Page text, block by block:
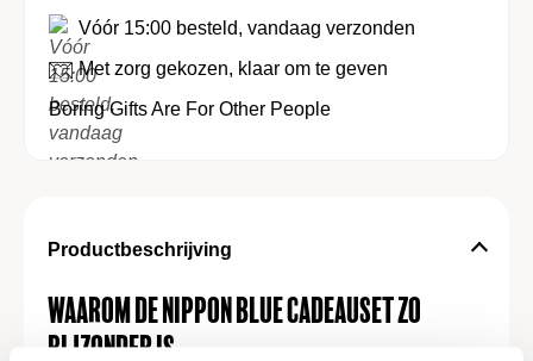
Productbeschrijving
Waarom de Nippon Blue Cadeauset zo
bijzonder is
Vóór 15:00 besteld, vandaag verzonden
Met zorg gekozen, klaar om te geven
Boring Gifts Are For Other People